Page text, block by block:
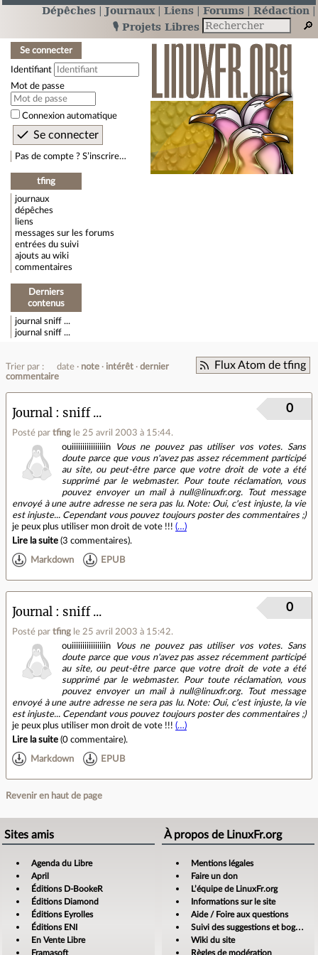
Dépêches Journaux Liens Forums
Rédaction
🎙️ Projets Libres
Se connecter
Identifiant
Mot de passe
Connexion automatique
Pas de compte ? S’inscrire…
tfing
journaux
dépêches
liens
messages sur les forums
entrées du suivi
ajouts au wiki
commentaires
Derniers
contenus
journal sniff ...
journal sniff ...
Flux Atom de tfing
Trier par : date note intérêt
dernier
commentaire
Journal sniff ...
Posté par tfing le 25 avril 2003 à 15:44.
0
ouiiiiiiiiiiiiiiiin
Vous ne pouvez pas utiliser vos votes. Sans
doute parce que vous n'avez pas assez récemment participé
au site, ou peut-être parce que votre droit de vote a été
supprimé par le webmaster. Pour toute réclamation, vous
pouvez envoyer un mail à null@linuxfr.org. Tout message
envoyé à une autre adresse ne sera pas lu. Note: Oui, c'est injuste, la vie
est injuste... Cependant vous pouvez toujours poster des commentaires ;)
je peux plus utiliser mon droit de vote !!! (…)
Lire la suite (3 commentaires).
Markdown EPUB
Journal sniff ...
Posté par tfing le 25 avril 2003 à 15:42.
0
ouiiiiiiiiiiiiiiiin
Vous ne pouvez pas utiliser vos votes. Sans
doute parce que vous n'avez pas assez récemment participé
au site, ou peut-être parce que votre droit de vote a été
supprimé par le webmaster. Pour toute réclamation, vous
pouvez envoyer un mail à null@linuxfr.org. Tout message
envoyé à une autre adresse ne sera pas lu. Note: Oui, c'est injuste, la vie
est injuste... Cependant vous pouvez toujours poster des commentaires ;)
je peux plus utiliser mon droit de vote !!! (…)
Lire la suite (0 commentaire).
Markdown EPUB
Revenir en haut de page
Sites amis
Agenda du Libre
April
Éditions D-BookeR
Éditions Diamond
Éditions Eyrolles
Éditions ENI
En Vente Libre
Framasoft
À propos de LinuxFr.org
Mentions légales
Faire un don
L’équipe de LinuxFr.org
Informations sur le site
Aide / Foire aux questions
Suivi des suggestions et bogues
Wiki du site
Règles de modération